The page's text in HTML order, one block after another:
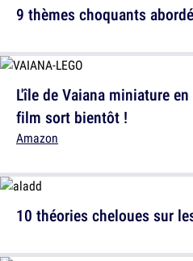
L'île de Vaiana miniature en
film sort bientôt !
Amazon
9 thèmes choquants
10 théories cheloues sur